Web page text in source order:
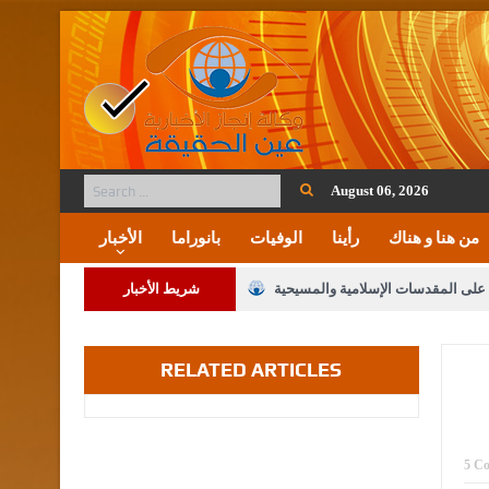
August 06, 2026
الأخبار بانوراما الوفيات رأينا من هنا و هناك
شريط الأخبار على المقدسات الإسلامية والمسيحية
على شراكة فاعلة مع الإعلام
5
RELATED ARTICLES